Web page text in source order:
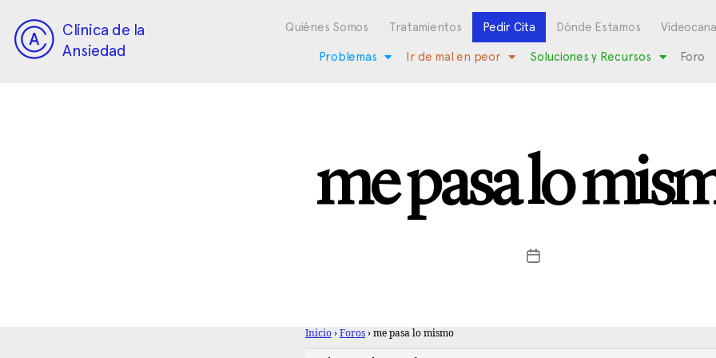
Clínica de la
Ansiedad
Quiénes Somos Tratamientos Pedir Cita Dónde Estamos
Problemas Ir de mal en peor Soluciones y Recursos Foro
me pasa lo
Inicio › Foros › me pasa lo mismo